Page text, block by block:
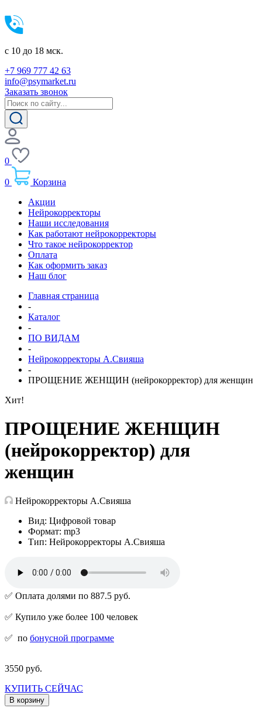
c 10 до 18 мск.
+7 969 777 42 63
info@psymarket.ru
Заказать звонок
0
0
Корзина
Акции
Нейрокорректоры
Наши исследования
Как работают нейрокорректоры
Что такое нейрокорректор
Оплата
Как оформить заказ
Наш блог
Главная страница
-
Каталог
-
ПО ВИДАМ
-
Нейрокорректоры А.Свияша
-
ПРОЩЕНИЕ ЖЕНЩИН (нейрокорректор) для женщин
Хит!
ПРОЩЕНИЕ ЖЕНЩИН
(нейрокорректор) для
женщин
Нейрокорректоры А.Свияша
Вид: Цифровой товар
Формат: mp3
Тип: Нейрокорректоры А.Свияша
✅ Оплата долями по 887.5 руб.
✅ Купило уже более 100 человек
✅ по бонусной программе
3550 руб.
КУПИТЬ СЕЙЧАС
В корзину